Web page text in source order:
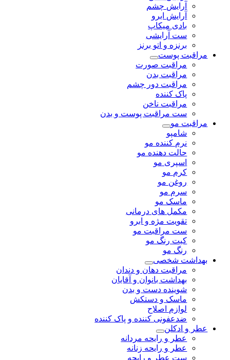
آرایش چشم
آرایش ابرو
بادی میکاپ
ست آرایشی
برنزه و اتو برنز
مراقبت پوست
مراقبت صورت
مراقبت بدن
مراقبت دور چشم
پاک کننده
مراقبت ناخن
ست مراقبت پوست و بدن
مراقبت مو
شامپو
نرم کننده مو
حالت دهنده مو
اسپری مو
کرم مو
روغن مو
سرم مو
ماسک مو
مکمل های درمانی
تقویت مژه و ابرو
ست مراقبت مو
کیت رنگ مو
رنگ مو
بهداشت شخصی
مراقبت دهان و دندان
بهداشت بانوان و آقایان
شوینده دست و بدن
ماسک و دستکش
لوازم اصلاح
ضدعفونی کننده و پاک کننده
عطر و ادکلن
عطر و رایحه مردانه
عطر و رایحه زنانه
ست عطر و رایحه